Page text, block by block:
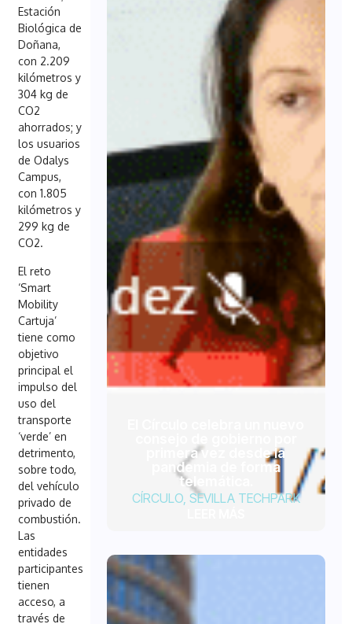
Estación
Biológica de
Doñana,
con 2.209
kilómetros y
304 kg de
CO2
ahorrados; y
los usuarios
de Odalys
Campus,
con 1.805
kilómetros y
299 kg de
CO2.
El reto
‘Smart
Mobility
Cartuja’
tiene como
objetivo
principal el
impulso del
uso del
transporte
‘verde’ en
detrimento,
sobre todo,
del vehículo
privado de
combustión.
Las
entidades
participantes
tienen
acceso, a
través de
primera vez desde la
pandemia de forma
telemática.
CÍRCULO, SEVILLA TECHPARK